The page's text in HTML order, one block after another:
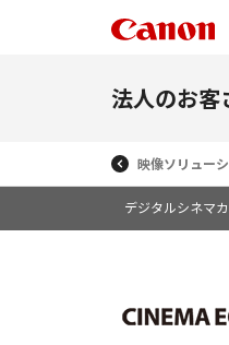
法人のお客
映像ソリュー
デジタルシネマ